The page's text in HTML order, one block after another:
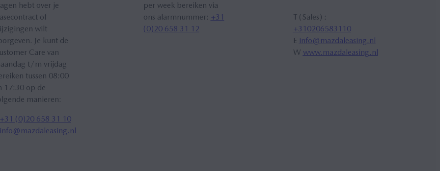
hebt over je
of
wilt
Je kunt de
Care van
t/m vrijdag
tussen 08:00
17:30 op de
manieren:
+31 (0)20 658 31 10
info@mazdaleasing.nl
per week bereiken via
ons alarmnummer: +31
(0)20 658 31 12
T (Sales) :
+310206583110
E info@mazdaleasing.nl
W www.mazdaleasing.nl